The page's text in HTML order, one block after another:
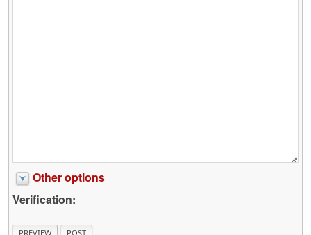
Other options
Verification: